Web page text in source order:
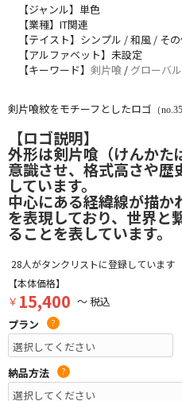
【ジャンル】単色
【業種】IT関連
【テイスト】シンプル / 和風 / そ
【アルファベット】未設定
【キーワード】 剣片喰 / グローバル
剣片喰紋をモチーフとしたロゴ （
【ロゴ説明】
外形は剣片喰（けんかた
意識させ、格式高さや歴
しています。
中心にある経緯線が描か
を表現しており、世界と
ることを表しています。
28人がタンクリストに登録しています
【本体価格】
￥ 15,400 ～ 税込
プラン
?
納品方法 ?